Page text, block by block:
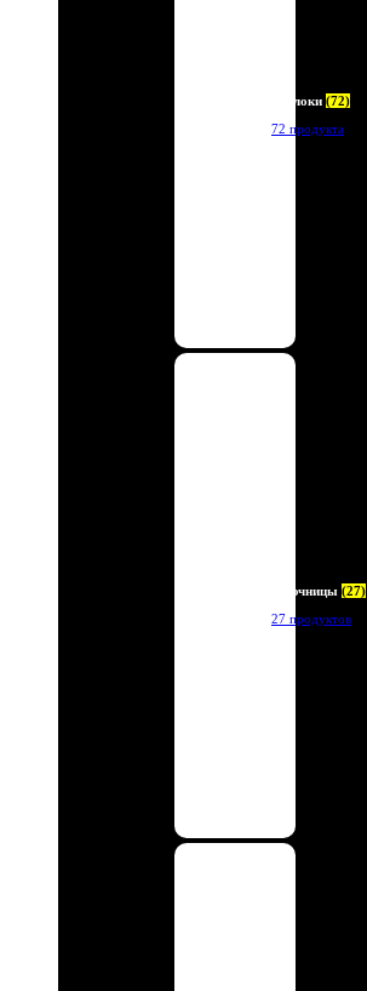
Брелоки (72)
72 продукта
Ключницы (27)
27 продуктов